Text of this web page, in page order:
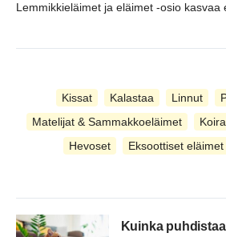
Lemmikkieläimet ja eläimet -osio kasvaa
Kissat Kalastaa Linnut
Matelijat & Sammakkoeläimet
Hevoset
Eksoottiset
Kuinka